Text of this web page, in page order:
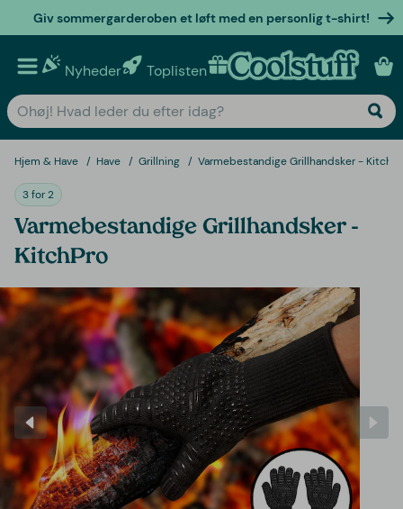
Giv sommergarderoben et løft med en personlig t-shirt!
Nyheder Toplisten Personlige gaver
Hjem & Have Have Grillning Varmebestandige Grillhandsker -
3 for 2
Varmebestandige Grillhandsker -
KitchPro